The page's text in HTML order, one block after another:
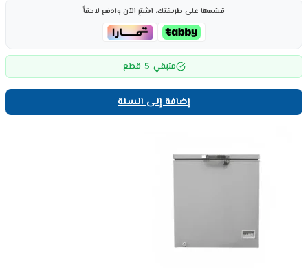
قسّمها على طريقتك، اشترِ الآن وادفع لاحقاً
متبقي 5 قطع
إضافة إلى السلة